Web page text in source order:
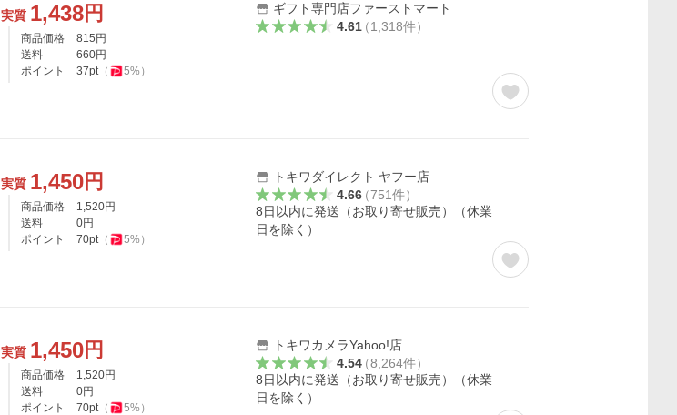
実質 1,438円
商品価格 815 円
送料
660円
ポイント
37pt（ 5%）
ギフト専門店ファーストマート
4.61（1,318件）
実質 1,450円
商品価格 1,520円
送料
0円
ポイント
70pt（ 5%）
トキワダイレクト ヤフー店
4.66（751件）
8日以内に発送（お取り寄せ販売）（休業
日を除く）
実質 1,450円
商品価格 1,520円
送料
0円
ポイント
70pt（ 5%）
トキワカメラYahoo!店
4.54（8,264件）
8日以内に発送（お取り寄せ販売）（休業
日を除く）